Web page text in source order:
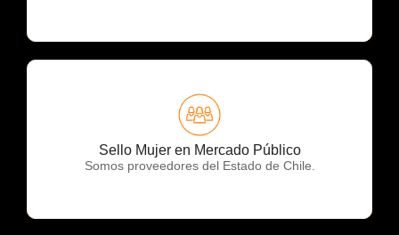
Sello Mujer en Mercado Público
Somos proveedores del Estado de Chile.
OTP Servicios